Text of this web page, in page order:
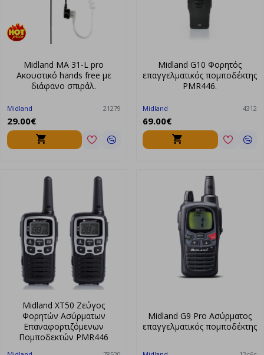
Midland 21279
Midland MA 31-L pro
Ακουστικό hands free με
διάφανο σπιράλ.
29.00€
Midland 4312
Midland G10 Φορητός
επαγγελματικός πομποδέκτης
PMR446.
69.00€
Midland XT50 Ζεύγος
Φορητών Ασύρματων
Επαναφορτιζόμενων
Πομποδεκτών PMR446
Midland G9 Pro Ασύρματος
επαγγελματικός πομποδέκτης